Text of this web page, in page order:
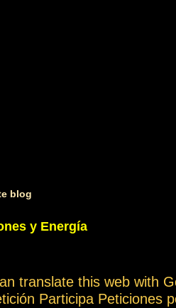
blog
y Energía
translate this web with
Participa Peticiones